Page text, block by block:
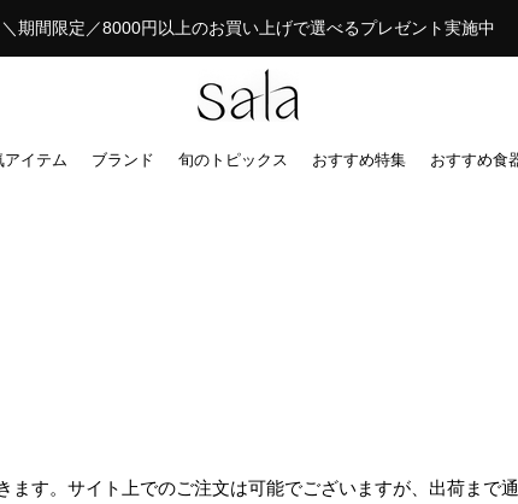
＼期間限定／8000円以上のお買い上げで選べるプレゼント実施中
アイテム ブランド 旬のトピックス おすすめ特集 おすすめ食
す。サイト上でのご注文は可能でございますが、出荷まで